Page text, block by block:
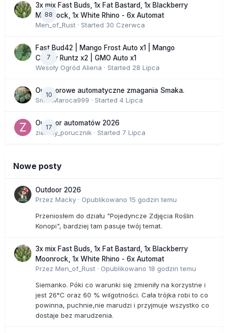
88
3x mix Fast Buds, 1x Fat Bastard, 1x Blackberry
Moonrock, 1x White Rhino - 6x Automat
Men_of_Rust · Started 30 Czerwca
7
Fast Bud42 | Mango Frost Auto x1 | Mango
Cherry Runtz x2 | GMO Auto x1
Wesoły Ogród Aliena · Started 28 Lipca
10
Outdoorowe automatyczne zmagania Smaka.
SmakMaroca999 · Started 4 Lipca
17
Outdoor automatów 2026
zielony_porucznik · Started 7 Lipca
Nowe posty
Outdoor 2026
Przez Macky · Opublikowano 15 godzin temu
Przeniosłem do działu "Pojedyncze Zdjęcia Roślin
Konopi", bardziej tam pasuje twój temat.
3x mix Fast Buds, 1x Fat Bastard, 1x Blackberry
Moonrock, 1x White Rhino - 6x Automat
Przez Men_of_Rust · Opublikowano 18 godzin temu
Siemanko. Póki co warunki się zmieniły na korzystne i
jest 26°C oraz 60 % wilgotności. Cała trójka robi to co
powinna, puchnie,nie marudzi i przyjmuje wszystko co
dostaje bez marudzenia.